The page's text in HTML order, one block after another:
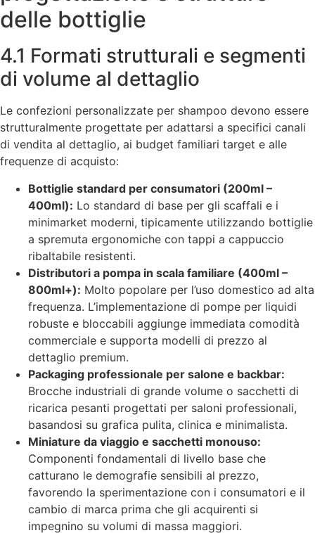
delle bottiglie
4.1 Formati strutturali e segmenti
di volume al dettaglio
Le confezioni personalizzate per shampoo devono essere
strutturalmente progettate per adattarsi a specifici canali
di vendita al dettaglio, ai budget familiari target e alle
frequenze di acquisto:
Bottiglie standard per consumatori (200ml –
400ml): Lo standard di base per gli scaffali e i
minimarket moderni, tipicamente utilizzando bottiglie
a spremuta ergonomiche con tappi a cappuccio
ribaltabile resistenti.
Distributori a pompa in scala familiare (400ml –
800ml+): Molto popolare per l’uso domestico ad alta
frequenza. L’implementazione di pompe per liquidi
robuste e bloccabili aggiunge immediata comodità
commerciale e supporta modelli di prezzo al
dettaglio premium.
Packaging professionale per salone e backbar:
Brocche industriali di grande volume o sacchetti di
ricarica pesanti progettati per saloni professionali,
basandosi su grafica pulita, clinica e minimalista.
Miniature da viaggio e sacchetti monouso:
Componenti fondamentali di livello base che
catturano le demografie sensibili al prezzo,
favorendo la sperimentazione con i consumatori e il
cambio di marca prima che gli acquirenti si
impegnino su volumi di massa maggiori.